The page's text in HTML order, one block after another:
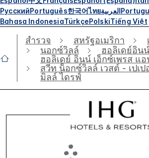
РусскийPortuguês한국어ไทยالعربية
Bahasa IndonesiaTürkçePolskiTiếng Việt
สำรวจ สหรัฐอเมริกา
นอกซ์วิลล์
ฮอลิเดย์อิน
ฮอลิเดย์ อินน์ เอ็กซ์เพรส แ
สวีท น็อกซ์วิลล์ เวสต์ - เปเป
มิลล์ ไดรฟ์